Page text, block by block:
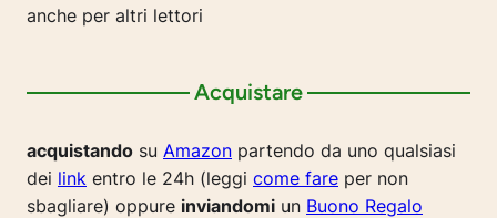
anche per altri lettori
Acquistare
acquistando su Amazon partendo da uno qualsiasi
dei link entro le 24h (leggi come fare per non
sbagliare) oppure inviandomi un Buono Regalo